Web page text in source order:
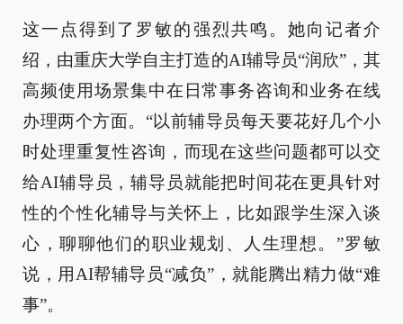
这一点得到了罗敏的强烈共鸣。她向记者介
绍，由重庆大学自主打造的AI辅导员“润欣”，其
高频使用场景集中在日常事务咨询和业务在线
办理两个方面。“以前辅导员每天要花好几个小
时处理重复性咨询，而现在这些问题都可以交
给AI辅导员，辅导员就能把时间花在更具针对
性的个性化辅导与关怀上，比如跟学生深入谈
心，聊聊他们的职业规划、人生理想。”罗敏
说，用AI帮辅导员“减负”，就能腾出精力做“难
事”。